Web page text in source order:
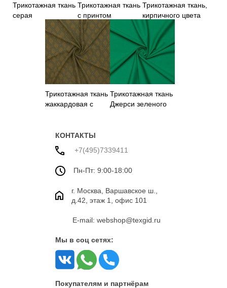
Трикотажная ткань
серая
Трикотажная ткань
с принтом
Трикотажная ткань,
кирпичного цвета
Трикотажная ткань
жаккардовая с
Трикотажная ткань
Джерси зеленого
КОНТАКТЫ
+7(495)7339411
Пн-Пт: 9:00-18:00
г. Москва, Варшавское ш.,
д.42, этаж 1, офис 101
E-mail: webshop@texgid.ru
Мы в соц сетях:
Покупателям и партнёрам